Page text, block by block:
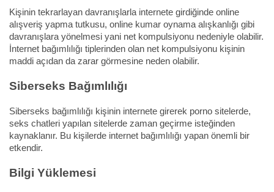
Kişinin tekrarlayan davranışlarla internete girdiğinde online
alışveriş yapma tutkusu, online kumar oynama alışkanlığı gibi
davranışlara yönelmesi yani net kompulsiyonu nedeniyle olabilir.
İnternet bağımlılığı tiplerinden olan net kompulsiyonu kişinin
maddi açıdan da zarar görmesine neden olabilir.
Siberseks Bağımlılığı
Siberseks bağımlılığı kişinin internete girerek porno sitelerde,
seks chatleri yapılan sitelerde zaman geçirme isteğinden
kaynaklanır. Bu kişilerde internet bağımlılığı yapan önemli bir
etkendir.
Bilgi Yüklemesi